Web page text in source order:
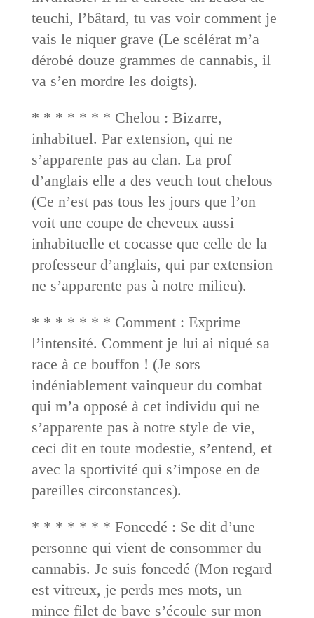
teuchi, l’bâtard, tu vas voir comment je
vais le niquer grave (Le scélérat m’a
dérobé douze grammes de cannabis, il
va s’en mordre les doigts).
* * * * * * * Chelou : Bizarre,
inhabituel. Par extension, qui ne
s’apparente pas au clan. La prof
d’anglais elle a des veuch tout chelous
(Ce n’est pas tous les jours que l’on
voit une coupe de cheveux aussi
inhabituelle et cocasse que celle de la
professeur d’anglais, qui par extension
ne s’apparente pas à notre milieu).
* * * * * * * Comment : Exprime
l’intensité. Comment je lui ai niqué sa
race à ce bouffon ! (Je sors
indéniablement vainqueur du combat
qui m’a opposé à cet individu qui ne
s’apparente pas à notre style de vie,
ceci dit en toute modestie, s’entend, et
avec la sportivité qui s’impose en de
pareilles circonstances).
* * * * * * * Foncedé : Se dit d’une
personne qui vient de consommer du
cannabis. Je suis foncedé (Mon regard
est vitreux, je perds mes mots, un
mince filet de bave s’écoule sur mon